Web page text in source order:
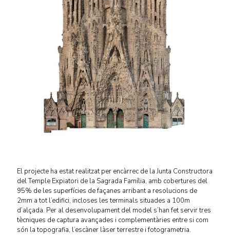
El projecte ha estat realitzat per encàrrec de la Junta Constructora
del Temple Expiatori de la Sagrada Família, amb cobertures del
95% de les superfícies de façanes arribant a resolucions de
2mm a tot l’edifici, incloses les terminals situades a 100m
d’alçada. Per al desenvolupament del model s’han fet servir tres
tècniques de captura avançades i complementàries entre si com
són la topografia, l’escàner làser terrestre i fotogrametria.